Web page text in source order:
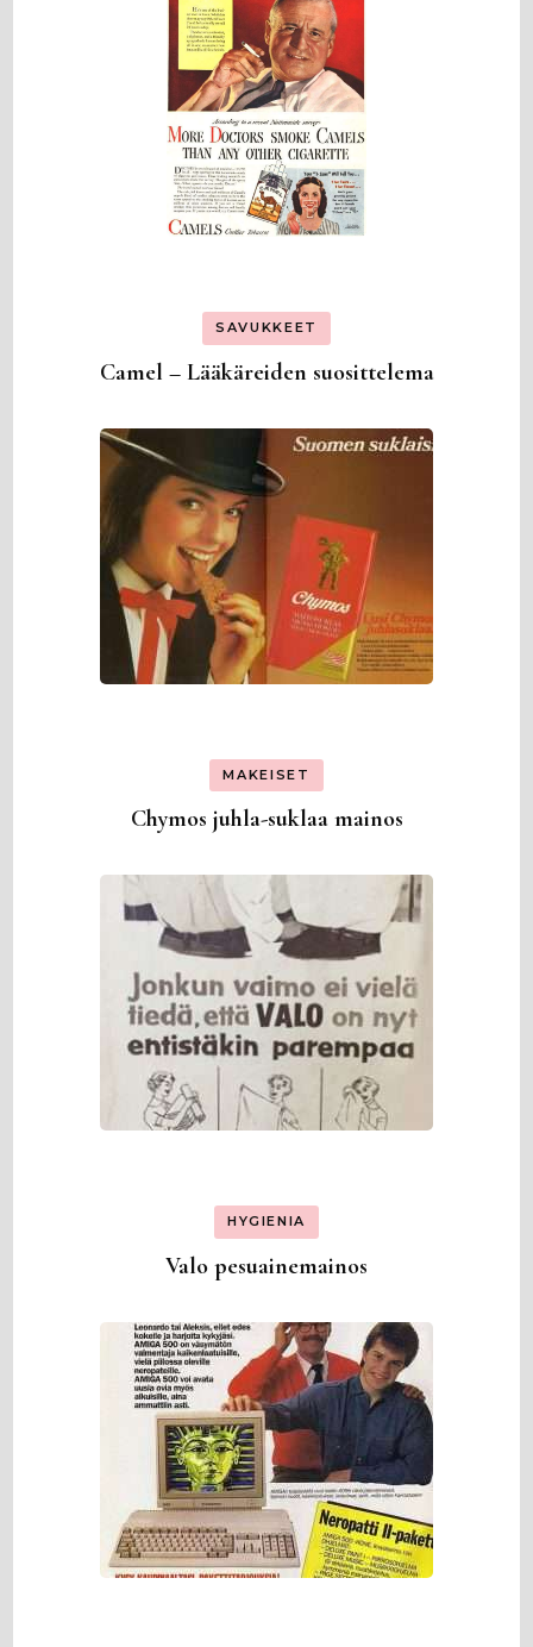
SAVUKKEET
Camel – Lääkäreiden suosittelema
MAKEISET
Chymos juhla-suklaa mainos
HYGIENIA
Valo pesuainemainos